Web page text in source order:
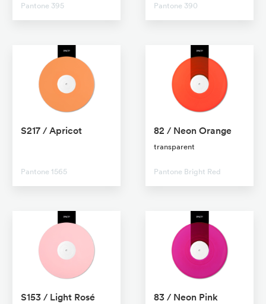
Pantone 395 Pantone 390
S217 / Apricot
Pantone 1565
82 / Neon Orange
transparent
Pantone Bright Red
S153 / Light Rosé 83 / Neon Pink